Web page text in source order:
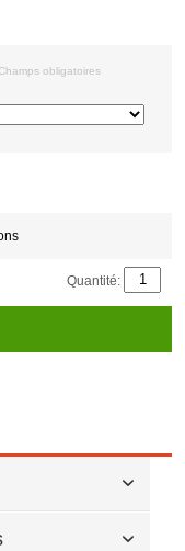
obligatoires
Quantité: